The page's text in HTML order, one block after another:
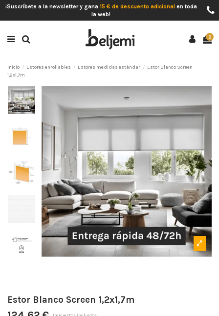
¡Suscríbete a la newsletter y gana 15 € de descuento adicional en toda
la web!
0
Inicio Estores enrollables Estores medidas estándar
Estor Blanco Screen
1,2x1,7m
Estor Blanco Screen 1,2x1,7m